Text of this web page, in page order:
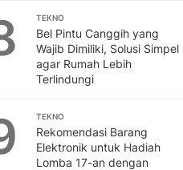
TEKNO
Bel Pintu Canggih yang
Wajib Dimiliki, Solusi Simpel
agar Rumah Lebih
Terlindungi
TEKNO
Rekomendasi Barang
Elektronik untuk Hadiah
Lomba 17-an dengan